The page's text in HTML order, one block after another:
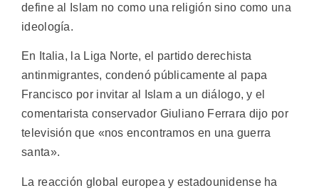
define al Islam no como una religión sino como una
ideología.
En Italia, la Liga Norte, el partido derechista
antinmigrantes, condenó públicamente al papa
Francisco por invitar al Islam a un diálogo, y el
comentarista conservador Giuliano Ferrara dijo por
televisión que «nos encontramos en una guerra
santa».
La reacción global europea y estadounidense ha